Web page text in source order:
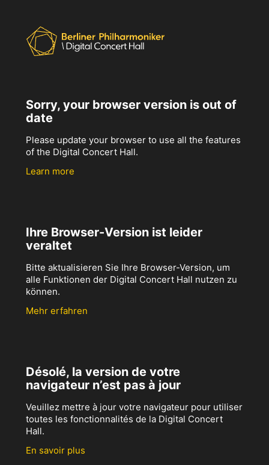
Sorry, your browser version is out of
date
Please update your browser to use all the features
of the Digital Concert Hall.
Learn more
Ihre Browser-Version ist leider
veraltet
Bitte aktualisieren Sie Ihre Browser-Version, um
alle Funktionen der Digital Concert Hall nutzen zu
können.
Mehr erfahren
Désolé, la version de votre
navigateur n’est pas à jour
Veuillez mettre à jour votre navigateur pour utiliser
toutes les fonctionnalités de la Digital Concert
Hall.
En savoir plus